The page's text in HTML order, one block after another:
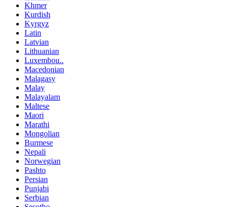
Khmer
Kurdish
Kyrgyz
Latin
Latvian
Lithuanian
Luxembou..
Macedonian
Malagasy
Malay
Malayalam
Maltese
Maori
Marathi
Mongolian
Burmese
Nepali
Norwegian
Pashto
Persian
Punjabi
Serbian